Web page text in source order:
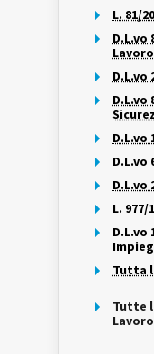
L. 81/
D.L.vo
D.L.vo
D.L.vo
D.L.vo
D.L.vo
L.
D.L.vo
Tutta
Tutte
Lavoro